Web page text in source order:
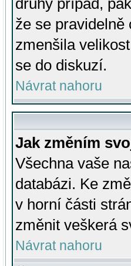
druhý případ,
že se
zmenšila
se do diskuzí.
Návrat nahoru
Jak změním
Všechna vaše
databázi. Ke
v horní části
změnit veškerá
Návrat nahoru